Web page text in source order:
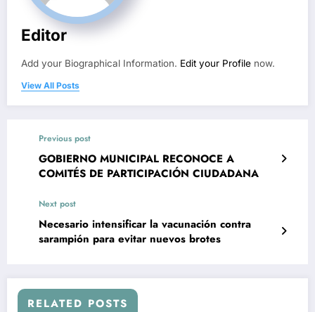
Editor
Add your Biographical Information. Edit your Profile now.
View All Posts
Previous post
GOBIERNO MUNICIPAL RECONOCE A
COMITÉS DE PARTICIPACIÓN CIUDADANA
Next post
Necesario intensificar la vacunación contra
sarampión para evitar nuevos brotes
RELATED POSTS